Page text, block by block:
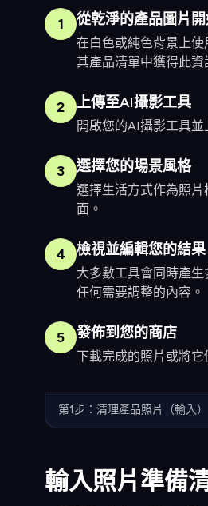
1 從乾淨的產品圖片
在白色或純色背景上
其產品清單中獲得此資
2 上傳至AI攝影工具
開啟您的AI攝影工具
3 選擇您的場景風格
選擇生活方式作為照
面。
4 檢視並編輯您的結果
大多數工具會同時產
任何需要調整的內容。
5 發佈到您的商店
下載完成的照片或將
第1步：清理產品照片（輸入）
輸入照片準備